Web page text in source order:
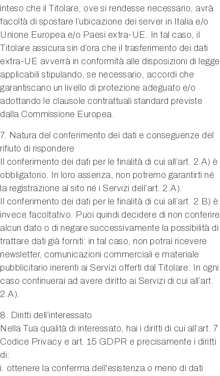
inteso che il Titolare, ove si rendesse necessario, avrà
facoltà di spostare l’ubicazione dei server in Italia e/o
Unione Europea e/o Paesi extra-UE. In tal caso, il
Titolare assicura sin d’ora che il trasferimento dei dati
extra-UE avverrà in conformità alle disposizioni di legge
applicabili stipulando, se necessario, accordi che
garantiscano un livello di protezione adeguato e/o
adottando le clausole contrattuali standard previste
dalla Commissione Europea.
7. Natura del conferimento dei dati e conseguenze del
rifiuto di rispondere
Il conferimento dei dati per le finalità di cui all’art. 2.A) è
obbligatorio. In loro assenza, non potremo garantirti né
la registrazione al sito né i Servizi dell’art. 2.A).
Il conferimento dei dati per le finalità di cui all’art. 2.B) è
invece facoltativo. Puoi quindi decidere di non conferire
alcun dato o di negare successivamente la possibilità di
trattare dati già forniti: in tal caso, non potrai ricevere
newsletter, comunicazioni commerciali e materiale
pubblicitario inerenti ai Servizi offerti dal Titolare. In ogni
caso continuerai ad avere diritto ai Servizi di cui all’art.
2.A).
8. Diritti dell’interessato
Nella Tua qualità di interessato, hai i diritti di cui all’art. 7
Codice Privacy e art. 15 GDPR e precisamente i diritti
di:
i. ottenere la conferma dell'esistenza o meno di dati